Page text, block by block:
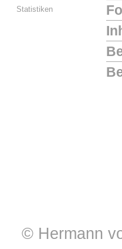
Statistiken
© Hermann